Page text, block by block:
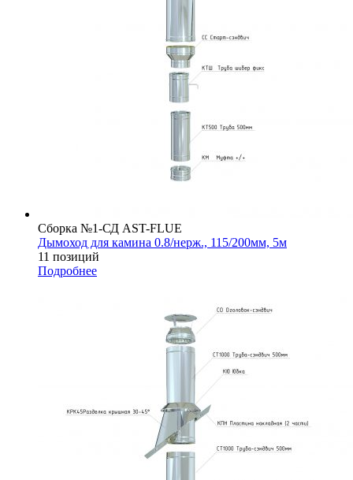
Сборка №1-СД AST-FLUE
Дымоход для камина 0.8/нерж., 115/200мм, 5м
11 позиций
Подробнее